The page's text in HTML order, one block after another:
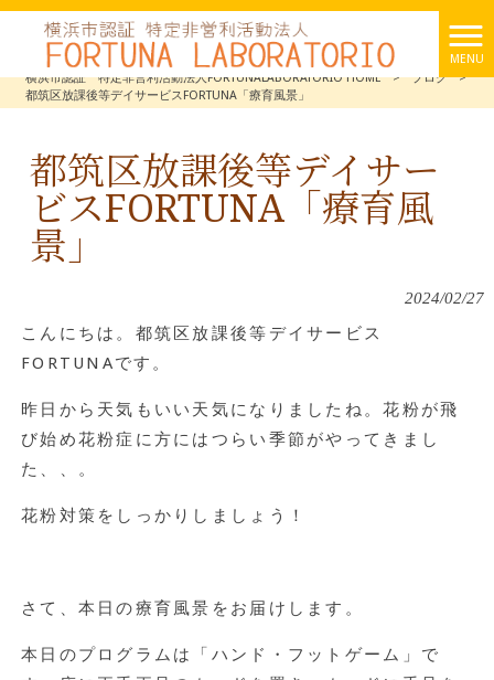
MENU
横浜市認証 特定非営利活動法人FORTUNALABORATORIO HOME
> ブログ
>
都筑区放課後等デイサービスFORTUNA「療育風景」
都筑区放課後等デイサー
ビスFORTUNA「療育風
景」
2024/02/27
こんにちは。都筑区放課後等デイサービス
FORTUNAです。
昨日から天気もいい天気になりましたね。花粉が飛
び始め花粉症に方にはつらい季節がやってきまし
た、、。
花粉対策をしっかりしましょう！
さて、本日の療育風景をお届けします。
本日のプログラムは「ハンド・フットゲーム」で